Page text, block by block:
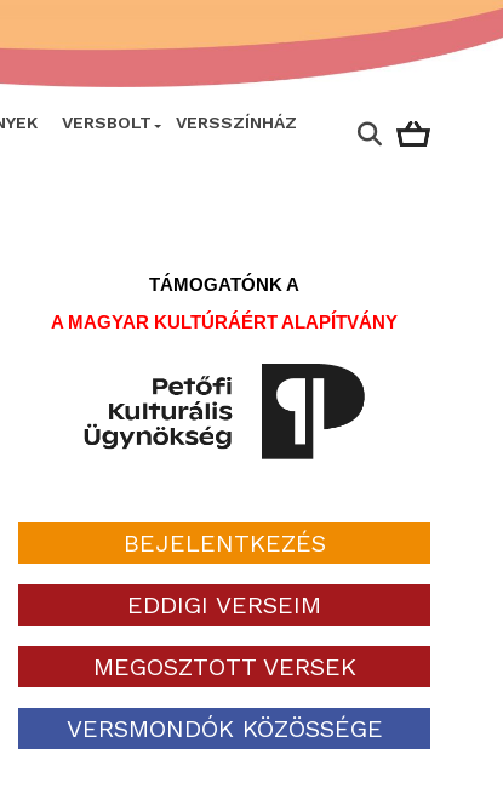
VERSBOLT VERSSZÍNHÁZ
TÁMOGATÓNK A
A MAGYAR KULTÚRÁÉRT ALAPÍTVÁNY
BEJELENTKEZÉS
EDDIGI VERSEIM
MEGOSZTOTT VERSEK
VERSMONDÓK KÖZÖSSÉGE